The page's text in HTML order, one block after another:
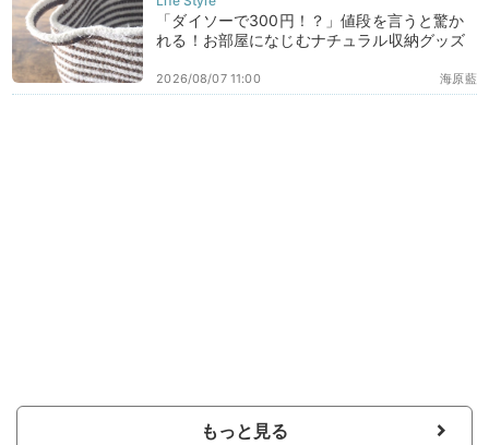
「ダイソーで300円！？」値段を言うと驚か
れる！お部屋になじむナチュラル収納グッズ
海原藍
2026/08/07 11:00
もっと見る